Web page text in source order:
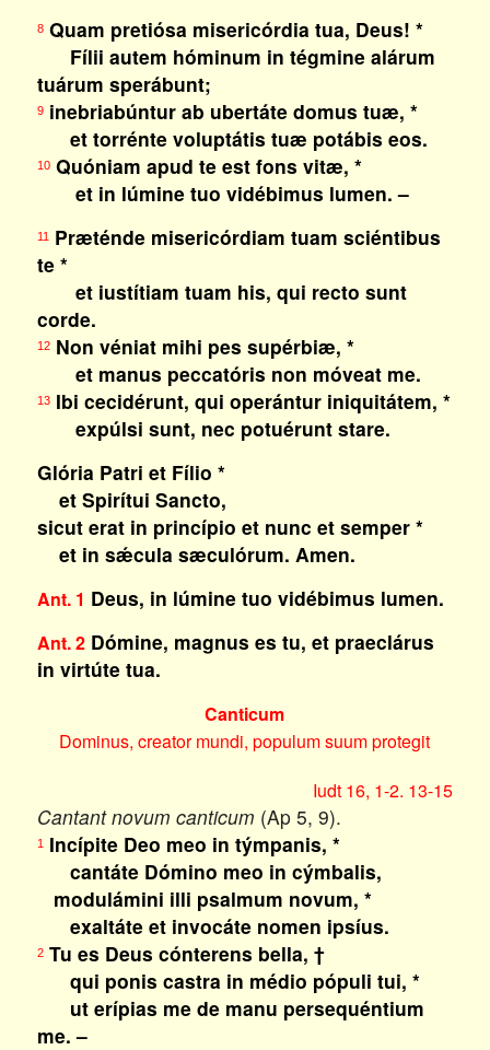
8Quam pretiósa misericórdia tua, Deus! *
Fílii autem hóminum in tégmine alárum
tuárum sperábunt;
9inebriabúntur ab ubertáte domus tuæ, *
et torrénte voluptátis tuæ potábis eos.
10Quóniam apud te est fons vitæ, *
et in lúmine tuo vidébimus lumen. –
11Præténde misericórdiam tuam sciéntibus
te *
et iustítiam tuam his, qui recto sunt
corde.
12Non véniat mihi pes supérbiæ, *
et manus peccatóris non móveat me.
13Ibi cecidérunt, qui operántur iniquitátem, *
expúlsi sunt, nec potuérunt stare.
Glória Patri et Fílio *
et Spirítui Sancto,
sicut erat in princípio et nunc et semper *
et in sǽcula sæculórum. Amen.
Ant. 1 Deus, in lúmine tuo vidébimus lumen.
Ant. 2Dómine, magnus es tu, et praeclárus
in virtúte tua.
Canticum
Dominus, creator mundi, populum suum protegit
Iudt 16, 1-2. 13-15
Cantant novum canticum (Ap 5, 9).
1Incípite Deo meo in týmpanis, *
cantáte Dómino meo in cýmbalis,
modulámini illi psalmum novum, *
exaltáte et invocáte nomen ipsíus.
2Tu es Deus cónterens bella, †
qui ponis castra in médio pópuli tui, *
ut erípias me de manu persequéntium
me. –